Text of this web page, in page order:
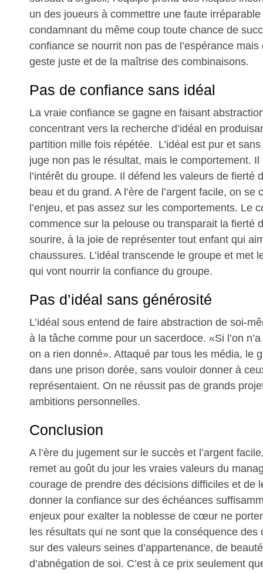
un des joueurs à commettre une faute
condamnant du même coup toute chance de
confiance se nourrit non pas de l’espérance
geste juste et de la maîtrise des combinaisons.
Pas de confiance sans idéal
La vraie confiance se gagne en faisant
concentrant vers la recherche d’idéal en
partition mille fois répétée. L’idéal est pur et
juge non pas le résultat, mais le comportement. Il
l’intérêt du groupe. Il défend les valeurs de fierté
beau et du grand. A l’ère de l’argent facile, on se
l’enjeu, et pas assez sur les comportements. Le
commence sur la pelouse ou transparait la fierté
sourire, à la joie de représenter tout enfant qui
chaussures. L’idéal transcende le groupe et met
qui vont nourrir la confiance du groupe.
Pas d’idéal sans générosité
L’idéal sous entend de faire abstraction de soi-
à la tâche comme pour un sacerdoce. «Si l’on
on a rien donné». Attaqué par tous les média, le
dans une prison dorée, sans vouloir donner à
représentaient. On ne réussit pas de grands
ambitions personnelles.
Conclusion
A l’ère du jugement sur le succès et l’argent
remet au goût du jour les vraies valeurs du
courage de prendre des décisions difficiles et de
donner la confiance sur des échéances
enjeux pour exalter la noblesse de cœur ne
les résultats qui ne sont que la conséquence des
sur des valeurs seines d’appartenance, de
d’abnégation de soi. C’est à ce prix seulement